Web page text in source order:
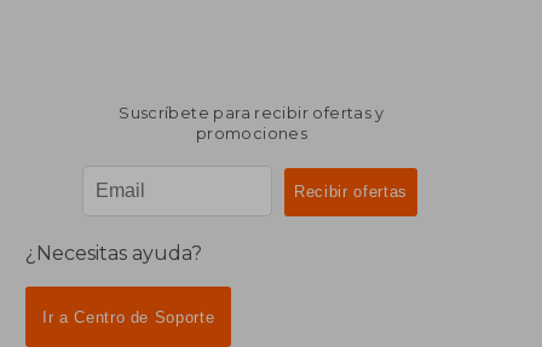
Suscríbete para recibir ofertas y
promociones
¿Necesitas ayuda?
Ir a Centro de Soporte